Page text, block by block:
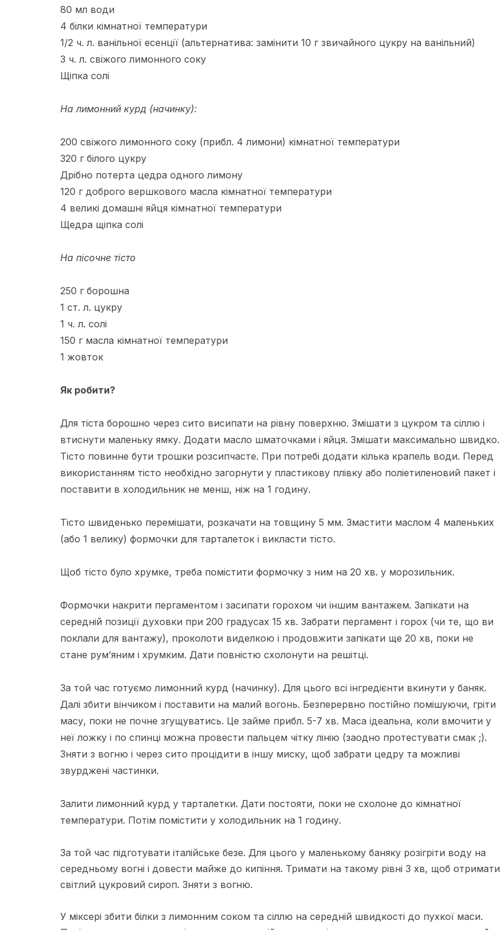
80 мл води
4 білки кімнатної температури
1/2 ч. л. ванільної есенції (альтернатива: замінити 10 г звичайного цукру на ванільний)
3 ч. л. свіжого лимонного соку
Щіпка солі
На лимонний курд (начинку):
200 свіжого лимонного соку (прибл. 4 лимони) кімнатної температури
320 г білого цукру
Дрібно потерта цедра одного лимону
120 г доброго вершкового масла кімнатної температури
4 великі домашні яйця кімнатної температури
Щедра щіпка солі
На пісочне тісто
250 г борошна
1 ст. л. цукру
1 ч. л. солі
150 г масла кімнатної температури
1 жовток
Як робити?
Для тіста борошно через сито висипати на рівну поверхню. Змішати з цукром та сіллю і
втиснути маленьку ямку. Додати масло шматочками і яйця. Змішати максимально швидко.
Тісто повинне бути трошки розсипчасте. При потребі додати кілька крапель води. Перед
використанням тісто необхідно загорнути у пластикову плівку або поліетиленовий пакет і
поставити в холодильник не менш, ніж на 1 годину.
Тісто швиденько перемішати, розкачати на товщину 5 мм. Змастити маслом 4 маленьких
(або 1 велику) формочки для тарталеток і викласти тісто.
Щоб тісто було хрумке, треба помістити формочку з ним на 20 хв. у морозильник.
Формочки накрити пергаментом і засипати горохом чи іншим вантажем. Запікати на
середній позиції духовки при 200 градусах 15 хв. Забрати пергамент і горох (чи те, що ви
поклали для вантажу), проколоти виделкою і продовжити запікати ще 20 хв, поки не
стане рум’яним і хрумким. Дати повністю схолонути на решітці.
За той час готуємо лимонний курд (начинку). Для цього всі інгредієнти вкинути у баняк.
Далі збити вінчиком і поставити на малий вогонь. Безперервно постійно помішуючи, гріти
масу, поки не почне згущуватись. Це займе прибл. 5-7 хв. Маса ідеальна, коли вмочити у
неї ложку і по спинці можна провести пальцем чітку лінію (заодно протестувати смак ;).
Зняти з вогню і через сито процідити в іншу миску, щоб забрати цедру та можливі
звурджені частинки.
Залити лимонний курд у тарталетки. Дати постояти, поки не схолоне до кімнатної
температури. Потім помістити у холодильник на 1 годину.
За той час підготувати італійське безе. Для цього у маленькому баняку розігріти воду на
середньому вогні і довести майже до кипіння. Тримати на такому рівні 3 хв, щоб отримати
світлий цукровий сироп. Зняти з вогню.
У міксері збити білки з лимонним соком та сіллю на середній швидкості до пухкої маси.